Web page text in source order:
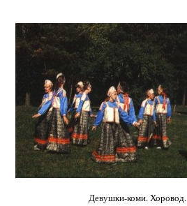
Девушки-коми. Хоровод.